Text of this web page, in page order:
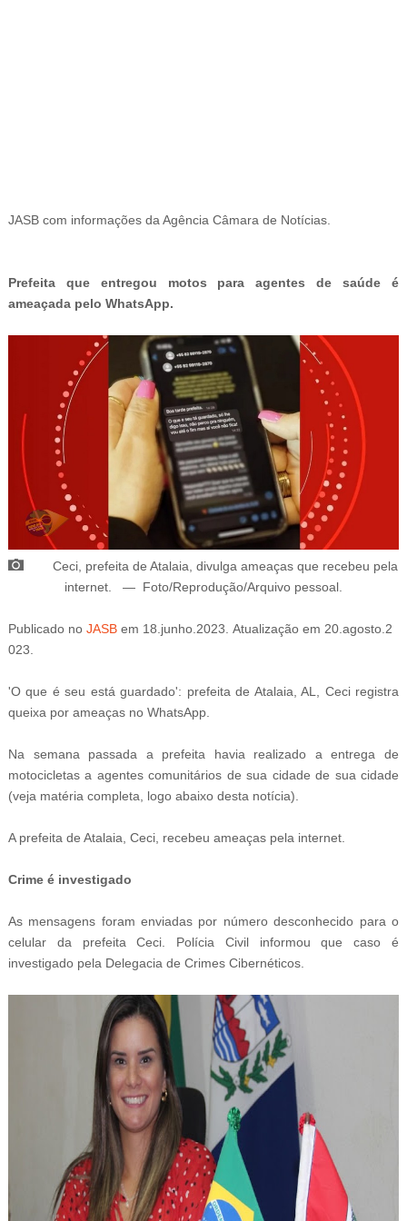
JASB com informações da Agência Câmara de Notícias.
Prefeita que entregou motos para agentes de saúde é
ameaçada pelo WhatsApp.
Ceci, prefeita de Atalaia, divulga ameaças que recebeu pela
internet. — Foto/Reprodução/Arquivo pessoal.
Publicado no JASB em 18.junho.2023. Atualização em 20.agosto.2
023.
'O que é seu está guardado': prefeita de Atalaia, AL, Ceci registra
queixa por ameaças no WhatsApp.
Na semana passada a prefeita havia realizado a entrega de
motocicletas a agentes comunitários de sua cidade de sua cidade
(veja matéria completa, logo abaixo desta notícia).
A prefeita de Atalaia, Ceci, recebeu ameaças pela internet.
Crime é investigado
As mensagens foram enviadas por número desconhecido para o
celular da prefeita Ceci. Polícia Civil informou que caso é
investigado pela Delegacia de Crimes Cibernéticos.